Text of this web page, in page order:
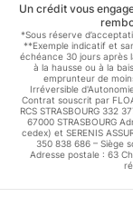
Un crédit vous
*Sous réserve
**Exemple indicatif et
échéance 30 jours après
à la hausse ou à la
emprunteur de
Irréversible
Contrat souscrit par
RCS STRASBOURG 332
67000 STRASBOURG
cedex) et SERENIS
350 838 686 – Siège
Adresse postale : 63